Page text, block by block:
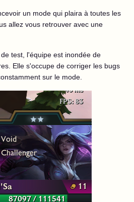
un mode qui plaira à toutes les
allez vous retrouver avec une
test, l'équipe est inondée de
Elle s'occupe de corriger les bugs
sur le mode.